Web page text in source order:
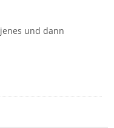
und dann